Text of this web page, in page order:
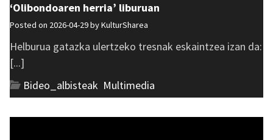
‘Olibondoaren herria’ liburuan
Posted on 2026-04-29 byKulturSharea
Helburua gatazka ulertzeko tresnak eskaintzea izan da:
[...]
Bideo_albisteak Multimedia